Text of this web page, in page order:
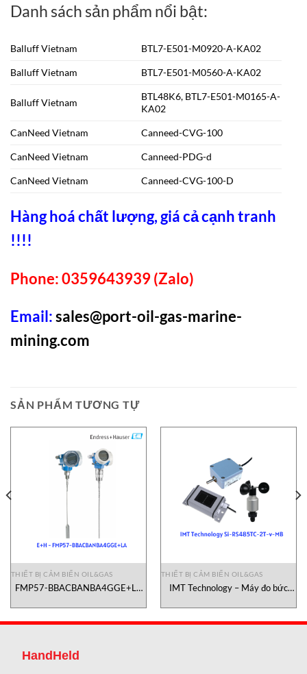
Danh sách sản phẩm nổi bật:
Balluff Vietnam BTL7-E501-M0920-A-KA02
Balluff Vietnam BTL7-E501-M0560-A-KA02
Balluff Vietnam
BTL48K6, BTL7-E501-M0165-A-
KA02
CanNeed Vietnam Canneed-CVG-100
CanNeed Vietnam Canneed-PDG-d
CanNeed Vietnam Canneed-CVG-100-D
Hàng hoá chất lượng, giá cả cạnh tranh
!!!!
Phone: 0359643939 (Zalo)
Email:sales@port-oil-gas-marine-
mining.com
SẢN PHẨM TƯƠNG TỰ
THIẾT BỊ CẢM BIẾN OIL&GAS
FMP57-BBACBANBA4GGE+LA
THIẾT BỊ CẢM BIẾN OIL&GAS
IMT Technology – Máy đo bức
HandHeld